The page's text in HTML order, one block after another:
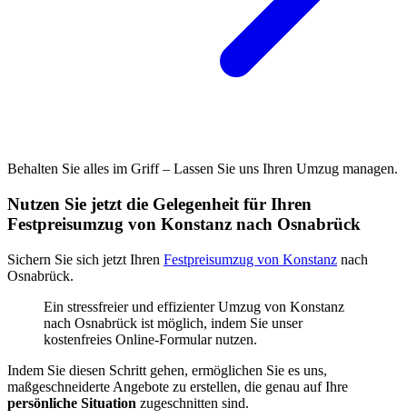
Behalten Sie alles im Griff – Lassen Sie uns Ihren Umzug managen.
Nutzen Sie jetzt die Gelegenheit für Ihren
Festpreisumzug von Konstanz nach Osnabrück
Sichern Sie sich jetzt Ihren Festpreisumzug von Konstanz nach
Osnabrück.
Ein stressfreier und effizienter Umzug von Konstanz
nach Osnabrück ist möglich, indem Sie unser
kostenfreies Online-Formular nutzen.
Indem Sie diesen Schritt gehen, ermöglichen Sie es uns,
maßgeschneiderte Angebote zu erstellen, die genau auf Ihre
persönliche Situation zugeschnitten sind.